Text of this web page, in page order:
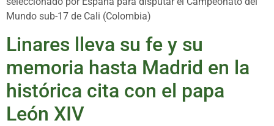
Mundo sub-17 de Cali (Colombia)
Linares lleva su fe y su
memoria hasta Madrid en la
histórica cita con el papa
León XIV